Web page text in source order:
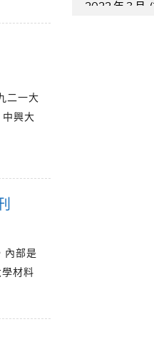
二一大
興大
內部是
材料